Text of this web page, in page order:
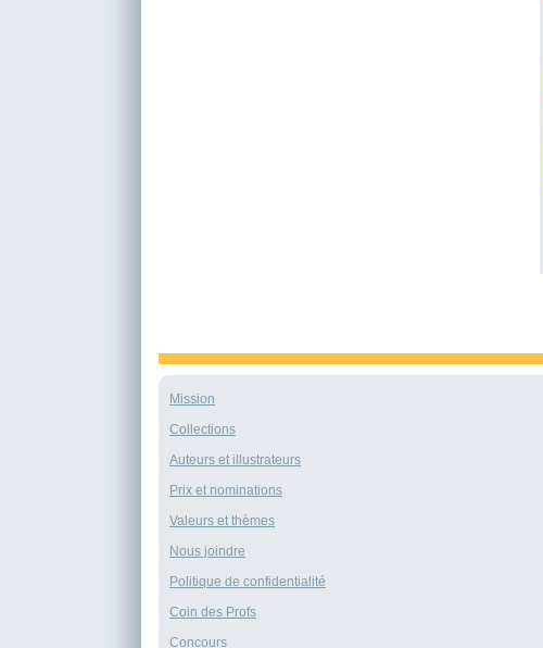
Mission
Collections
Auteurs et illustrateurs
Prix et nominations
Valeurs et thèmes
Nous joindre
Politique de confidentialité
Coin des Profs
Concours